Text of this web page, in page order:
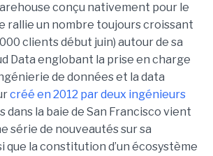
conçu nativement pour le
rallie un nombre toujours croissant
clients début juin) autour de sa
Data englobant la prise en charge
de données et la data
créé en 2012 par deux ingénieurs
dans la baie de San Francisco vient
série de nouveautés sur sa
que la constitution d’un écosystème